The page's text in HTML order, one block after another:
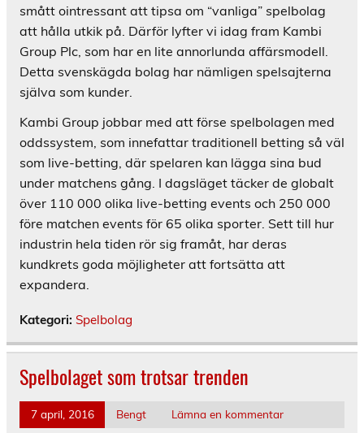
smått ointressant att tipsa om “vanliga” spelbolag
att hålla utkik på. Därför lyfter vi idag fram Kambi
Group Plc, som har en lite annorlunda affärsmodell.
Detta svenskägda bolag har nämligen spelsajterna
själva som kunder.
Kambi Group jobbar med att förse spelbolagen med
oddssystem, som innefattar traditionell betting så väl
som live-betting, där spelaren kan lägga sina bud
under matchens gång. I dagsläget täcker de globalt
över 110 000 olika live-betting events och 250 000
före matchen events för 65 olika sporter. Sett till hur
industrin hela tiden rör sig framåt, har deras
kundkrets goda möjligheter att fortsätta att
expandera.
Kategori: Spelbolag
Spelbolaget som trotsar trenden
7 april, 2016 Bengt Lämna en kommentar